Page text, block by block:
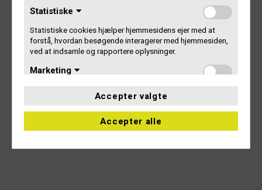
Statistiske
Statistiske cookies hjælper hjemmesidens ejer med at
forstå, hvordan besøgende interagerer med hjemmesiden,
ved at indsamle og rapportere oplysninger.
Marketing
af hjemmesider. Hensigten er at vise annoncer, der er
relevante og engagerende for den enkelte bruger og
dermed mere værdifulde for udgivere og tredjeparts-
annoncører.
Uklassificerede
Accepter valgte
Accepter alle
127 066 8